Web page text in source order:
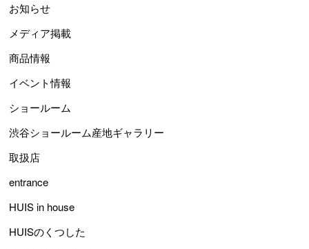
お知らせ
メディア掲載
商品情報
イベント情報
ショールーム
渋谷ショールーム産地ギャラリー
取扱店
entrance
HUIS in house
HUISのくつした